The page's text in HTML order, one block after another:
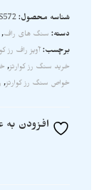
شناسه محصول:S572
دسته: سنگ های راف,
برچسب: آویز راف رز
خرید سنگ رز کوارتز,
خواص سنگ رز کوارتز,
افزودن به